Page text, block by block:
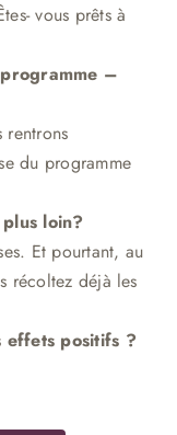
vous prêts à
–
du programme
loin?
Et pourtant, au
récoltez déjà les
effets positifs ?